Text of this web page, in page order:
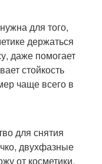
для того,
держаться
даже помогает
стойкость
чаще всего в
для снятия
двухфазные
от косметики.